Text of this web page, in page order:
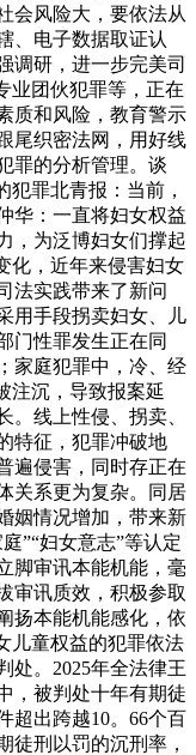
会风险大，要依法从
、电子数据取证认
调研，进一步完美司
业团伙犯罪等，正在
质和风险，教育警示
尾织密法网，用好线
罪的分析管理。谈
犯罪北青报：当前，
华：一直将妇女权益
，为泛博妇女们撑起
化，近年来侵害妇女
法实践带来了新问
用手段拐卖妇女、儿
门性罪发生正在同
家庭犯罪中，冷、经
注沉，导致报案延
。线上性侵、拐卖、
特征，犯罪冲破地
遍侵害，同时存正在
关系更为复杂。同居
姻情况增加，带来新
”“妇女意志”等认定
脚审讯本能机能，毫
审讯质效，积极参取
扬本能机能感化，依
儿童权益的犯罪依法
处。2025年全法律王
，被判处十年有期徒
超出跨越10。66个百
徒刑以罚的沉刑率，